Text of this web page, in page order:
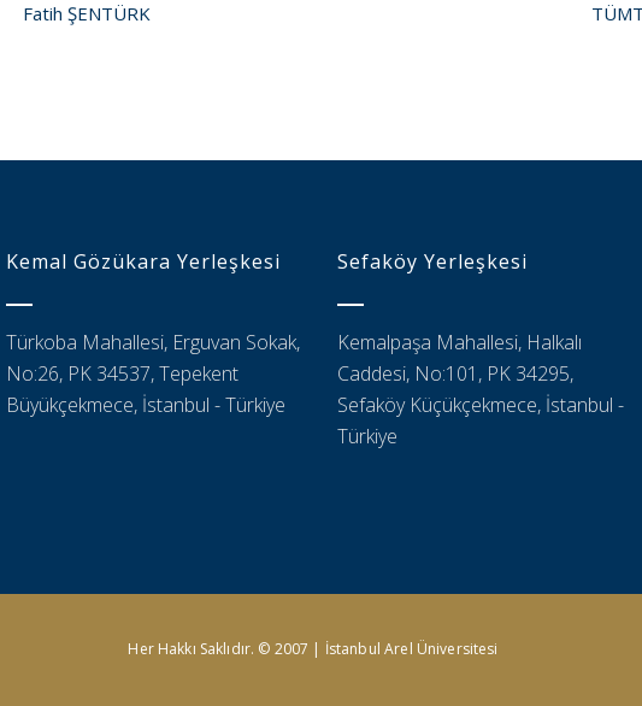
Fatih ŞENTÜRK
Kemal Gözükara Yerleşkesi
Türkoba Mahallesi, Erguvan Sokak,
No:26, PK 34537, Tepekent
Büyükçekmece, İstanbul - Türkiye
Sefaköy Yerleşkesi
Kemalpaşa Mahallesi, Halkalı
Caddesi, No:101, PK 34295,
Sefaköy Küçükçekmece, İstanbul -
Türkiye
Her Hakkı Saklıdır. © 2007 | İstanbul Arel Üniversitesi